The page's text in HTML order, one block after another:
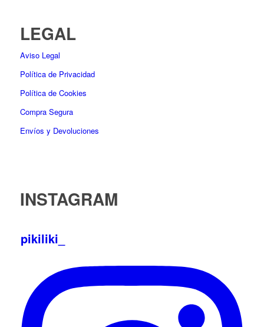
LEGAL
Aviso Legal
Política de Privacidad
Política de Cookies
Compra Segura
Envíos y Devoluciones
INSTAGRAM
pikiliki_